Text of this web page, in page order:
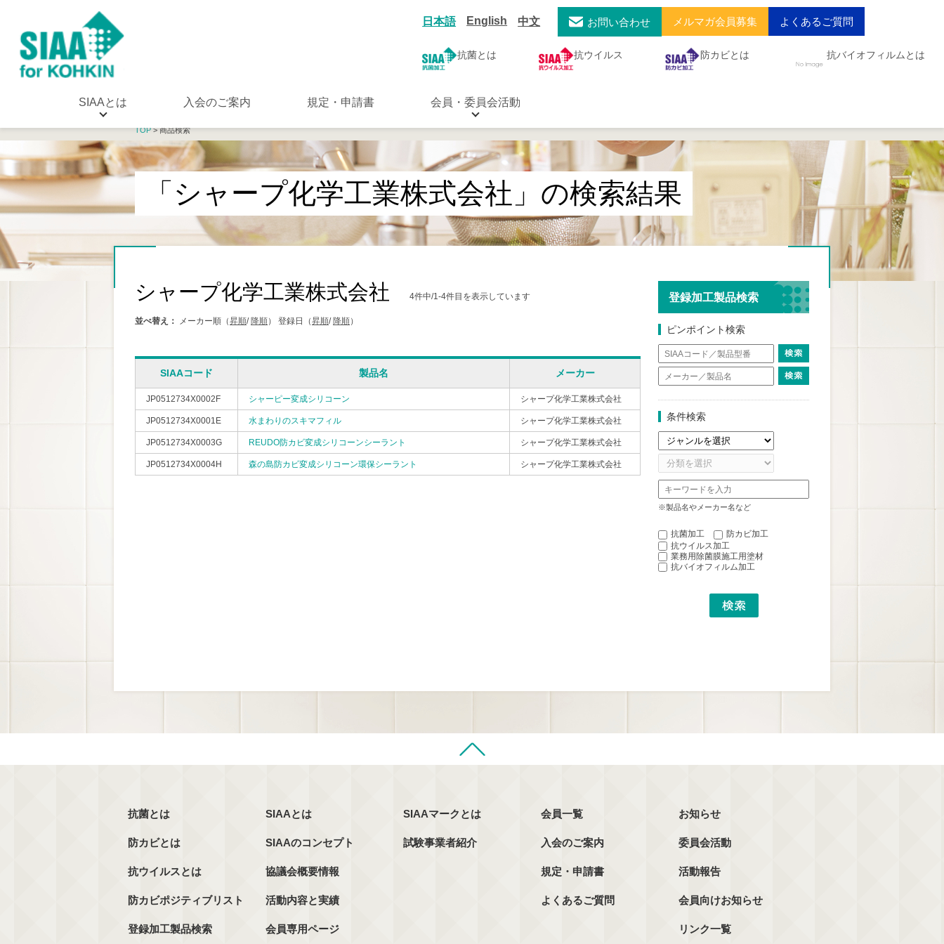
日本語 English 中文 お問い合わせ メルマガ会員募集 よくあるご質問
抗菌とは 抗ウイルス 防カビとは 抗バイオフィルムとは
SIAAとは 入会のご案内 規定・申請書 会員・委員会活動
TOP> 商品検索
「シャープ化学工業株式会社」の検索結果
シャープ化学工業株式会社 4件中/1-4件目を表示しています
並べ替え： メーカー順（昇順/ 降順） 登録日（昇順/ 降順）
SIAAコード 製品名 メーカー
JP0512734X0002F シャーピー変成シリコーン シャープ化学工業株式会社
JP0512734X0001E 水まわりのスキマフィル シャープ化学工業株式会社
JP0512734X0003G REUDO防カビ変成シリコーンシーラント シャープ化学工業株式会社
JP0512734X0004H 森の島防カビ変成シリコーン環保シーラント シャープ化学工業株式会社
登録加工製品検索
ピンポイント検索
条件検索
※製品名やメーカー名など
抗菌加工
防カビ加工
抗ウイルス加工
業務用除菌膜施工用塗材
抗バイオフィルム加工
抗菌とは
防カビとは
抗ウイルスとは
防カビポジティブリスト
登録加工製品検索
SIAAとは
SIAAのコンセプト
協議会概要情報
活動内容と実績
会員専用ページ
SIAAマークとは
試験事業者紹介
会員一覧
入会のご案内
規定・申請書
よくあるご質問
お知らせ
委員会活動
活動報告
会員向けお知らせ
リンク一覧